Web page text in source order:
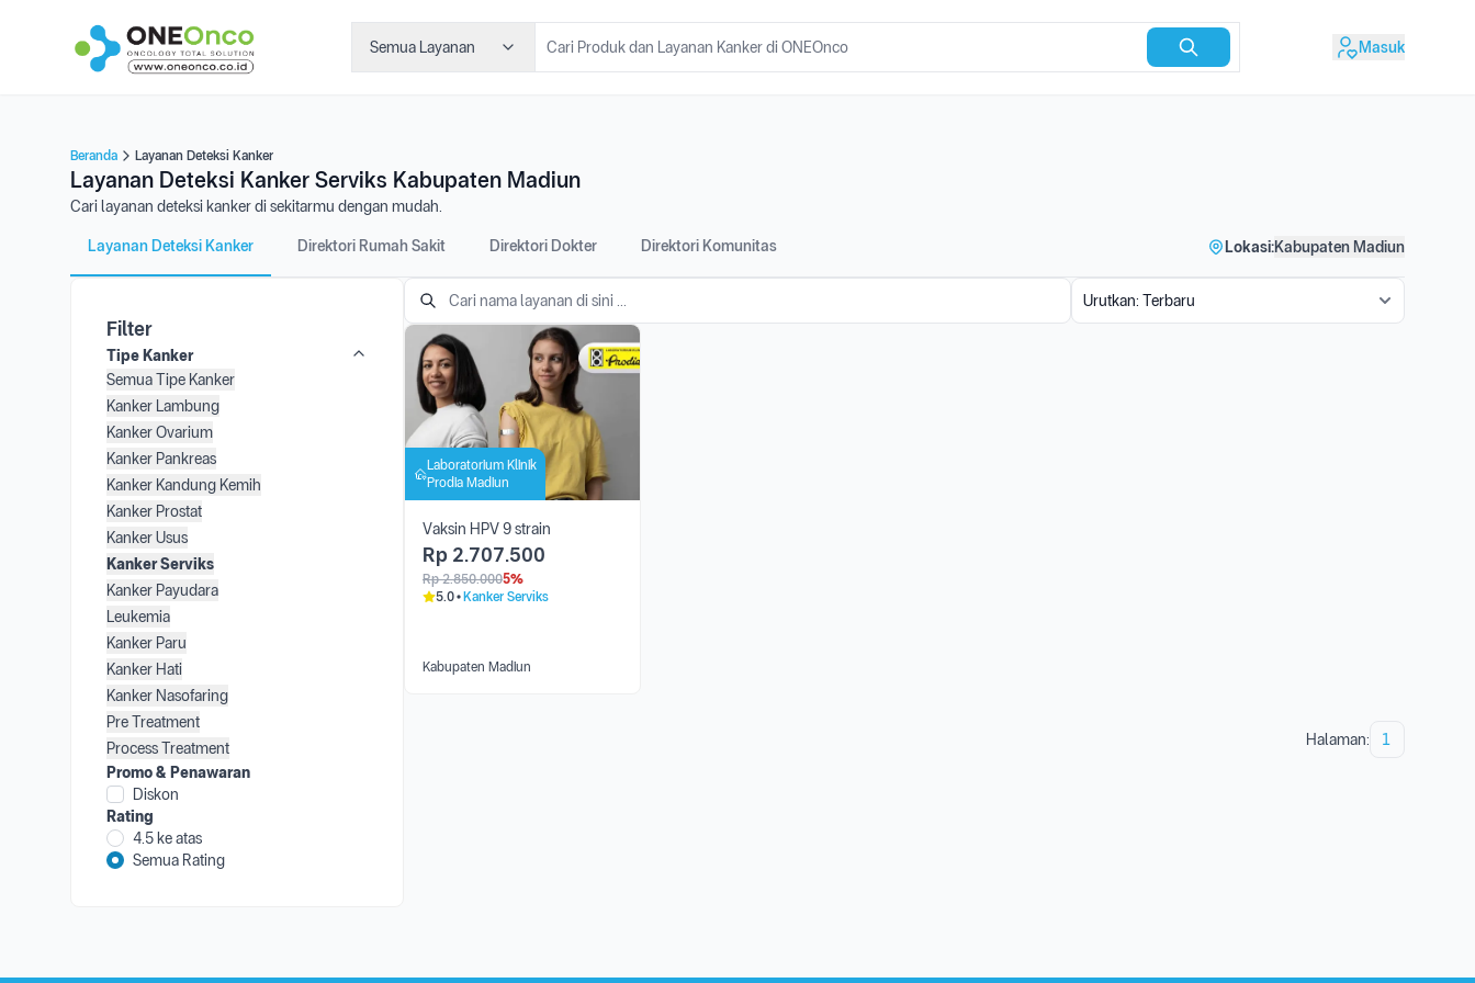
Semua Layanan Masuk
Beranda Layanan Deteksi Kanker
Layanan Deteksi Kanker Serviks Kabupaten Madiun
Cari layanan deteksi kanker di sekitarmu dengan mudah.
Layanan Deteksi Kanker Direktori Rumah Sakit Direktori Dokter Direktori Komunitas Lokasi:Kabupaten Madiun
Filter
Tipe Kanker
Semua Tipe Kanker
Kanker Lambung
Kanker Ovarium
Kanker Pankreas
Kanker Kandung Kemih
Kanker Prostat
Kanker Usus
Kanker Serviks
Kanker Payudara
Leukemia
Kanker Paru
Kanker Hati
Kanker Nasofaring
Pre Treatment
Process Treatment
Promo & Penawaran
Diskon
Rating
4.5 ke atas
Semua Rating
Laboratorium Klinik
Prodia Madiun
Vaksin HPV 9 strain
Rp 2.707.500
Rp 2.850.0005%
5.0
Kanker Serviks
Kabupaten Madiun
Halaman: 1